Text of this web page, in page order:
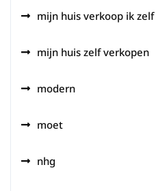
mijn huis verkoop ik zelf
mijn huis zelf verkopen
modern
moet
nhg